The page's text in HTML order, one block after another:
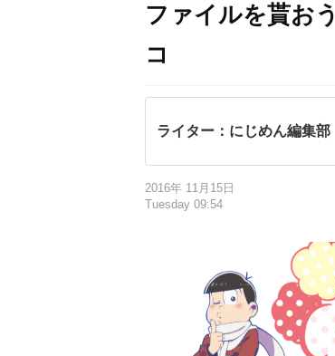
ファイルを貰お
コ
ライター：にじめん編集部
2016年 11月15日
Tuesday 09:54